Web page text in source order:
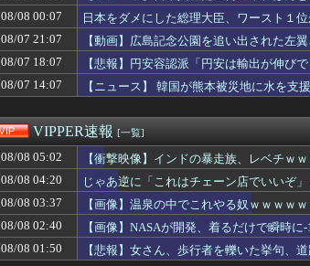
【悲劇】逆転の逆転の逆転は逆転！赤城ウェンの「
【動画】日本にいるベトナム女子の宅飲み、ハメの外
【愕然】妻「夫から知らないシャンプーの匂いがする！
【悲報】K-POPオタク「よ～し抽選当たったしアイド
【画像】乃木坂46の田村真佑さんが胸チラしてしま
【朗報】ダイの大冒険のポップさん、メルルを捨てて
【悲報】1ドル158円ｗｗｗｗｗｗｗ
ヤンキーだらけの職場にしか行ったことない奴にしか
【ウマ娘】このキャラが声優（まりんか）同じってマ
【ラブライブ！】「Link！Like！ラブライブ！」運営チ
海外の一番手Vグループ支配が「現地勢の自滅」によっ
【画像】Z世代が出世したくない理由ｗｗｗｗｗｗｗ
【AI】中国製高性能AI「Kimi-K3」が予定通りオープン
◆Jリーグ◆J1鹿島、公式SNS総フォロワー数が296万人
【画像】このハゲにやられたJKがたくさんいるという事
08/08 00:07
日本をダメにした総理大臣、ワースト１
08/07 21:07
【動画】広島記念公園を追い出された左
08/07 18:07
【悲報】円安容認派「円安は輸出が伸び
08/07 14:07
【ニュース】 韓国が熊本被災地に水を支
VIPPER速報 [一覧]
08/08 05:02
【衝撃映像】インドの暴走族、レベチｗ
08/08 04:20
じゃあ逆に「これはチェーン店でいいぞ
08/08 03:37
【画像】温泉の中でこれやる奴ｗｗｗｗ
08/08 02:40
【画像】NASAが開発、着るだけで瞬時
08/08 01:50
【悲報】女さん、歩行者を轢いた挙句、